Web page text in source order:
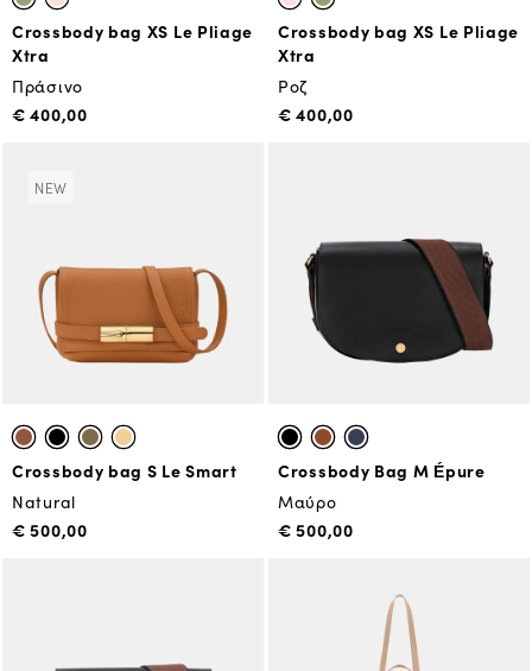
Crossbody bag XS Le Pliage
Xtra
Πράσινο
€ 400,00
Crossbody bag XS Le Pliage
Xtra
Ροζ
€ 400,00
NEW
Crossbody bag S Le Smart
Natural
€ 500,00
Crossbody Bag M Épure
Μαύρο
€ 500,00